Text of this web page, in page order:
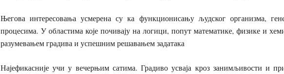
Његова интересовања усмерена су ка функционисању људског организма,
процесима. У областима које почивају на логици, попут математике, физике и
разумевањем градива и успешним решавањем задатака
Најефикасније учи у вечерњим сатима. Градиво усваја кроз занимљивости и